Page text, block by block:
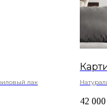
лак
42 000